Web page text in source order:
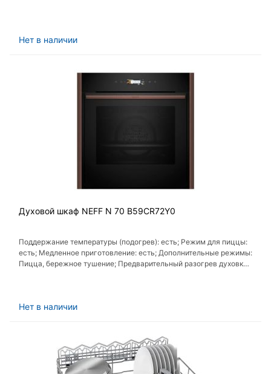
Нет в наличии
Духовой шкаф NEFF N 70 B59CR72Y0
Поддержание температуры (подогрев): есть; Режим для пиццы:
есть; Медленное приготовление: есть; Дополнительные режимы:
Пицца, бережное тушение; Предварительный разогрев духовки:
Нет в наличии